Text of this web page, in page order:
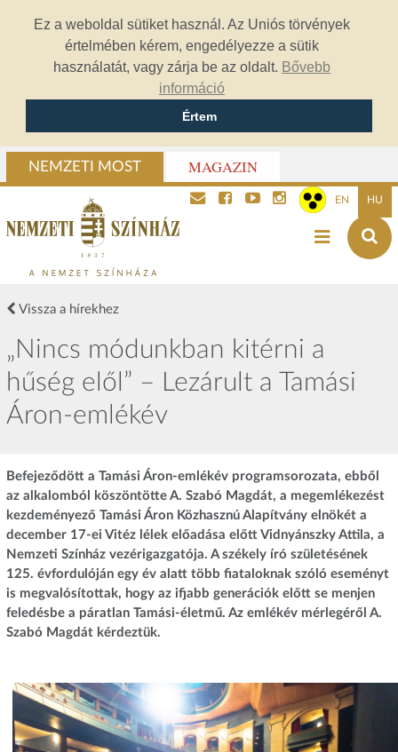
Ez a weboldal sütiket használ. Az Uniós törvények
értelmében kérem, engedélyezze a sütik
használatát, vagy zárja be az oldalt. Bővebb
információ
Értem
NEMZETI MOST MAGAZIN
EN HU
Vissza a hírekhez
„Nincs módunkban kitérni a
hűség elől” – Lezárult a Tamási
Áron-emlékév
Befejeződött a Tamási Áron-emlékév programsorozata, ebből
az alkalomból köszöntötte A. Szabó Magdát, a megemlékezést
kezdeményező Tamási Áron Közhasznú Alapítvány elnökét a
december 17-ei Vitéz lélek előadása előtt Vidnyánszky Attila, a
Nemzeti Színház vezérigazgatója. A székely író születésének
125. évfordulóján egy év alatt több fiataloknak szóló eseményt
is megvalósítottak, hogy az ifjabb generációk előtt se menjen
feledésbe a páratlan Tamási-életmű. Az emlékév mérlegéről A.
Szabó Magdát kérdeztük.